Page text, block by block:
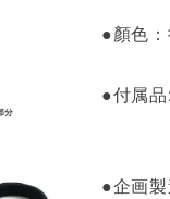
●顏色
●付属
帆
●企画